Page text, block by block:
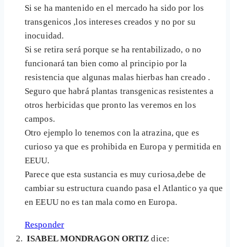
Si se ha mantenido en el mercado ha sido por los
transgenicos ,los intereses creados y no por su
inocuidad.
Si se retira será porque se ha rentabilizado, o no
funcionará tan bien como al principio por la
resistencia que algunas malas hierbas han creado .
Seguro que habrá plantas transgenicas resistentes a
otros herbicidas que pronto las veremos en los
campos.
Otro ejemplo lo tenemos con la atrazina, que es
curioso ya que es prohibida en Europa y permitida en
EEUU.
Parece que esta sustancia es muy curiosa,debe de
cambiar su estructura cuando pasa el Atlantico ya que
en EEUU no es tan mala como en Europa.
Responder
ISABEL MONDRAGON ORTIZ dice: